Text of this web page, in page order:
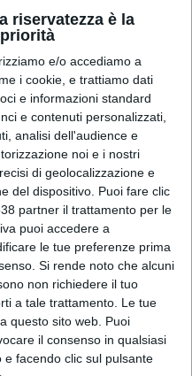
riservatezza è la
e/o accediamo a
i cookie, e trattiamo dati
e informazioni standard
e contenuti personalizzati,
analisi dell'audience e
noi e i nostri
di geolocalizzazione e
del dispositivo. Puoi fare clic
partner il trattamento per le
puoi accedere a
le tue preferenze prima
Si rende noto che alcuni
non richiedere il tuo
a tale trattamento. Le tue
questo sito web. Puoi
il consenso in qualsiasi
facendo clic sul pulsante
i nomi:Mariuccia
per il “Cabaret”,
al sole” per
Villalbaper la
Di Stefanodi
“Viaggi &
Barillàper la
Santi